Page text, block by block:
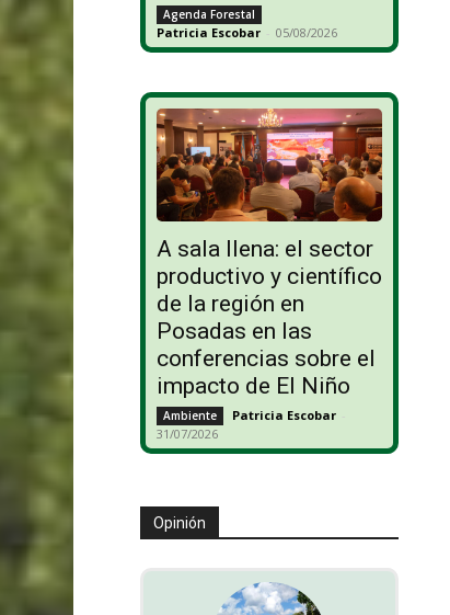
Agenda Forestal
Patricia Escobar - 05/08/2026
A sala llena: el sector
productivo y científico
de la región en
Posadas en las
conferencias sobre el
impacto de El Niño
Ambiente Patricia Escobar -
31/07/2026
Opinión